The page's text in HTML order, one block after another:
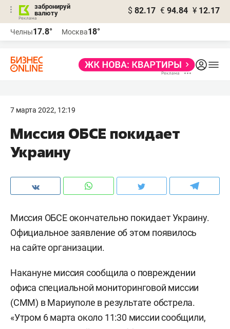
забронируй
валюту
$ 82.17 € 94.84 ¥ 12.17
Челны17.8° Москва18°
7 марта 2022, 12:19
Миссия ОБСЕ покидает
Украину
Миссия ОБСЕ окончательно покидает Украину.
Официальное заявление об этом появилось
на сайте организации.
Накануне миссия сообщила о повреждении
офиса специальной мониторинговой миссии
(СММ) в Мариуполе в результате обстрела.
«Утром 6 марта около 11:30 миссии сообщили,